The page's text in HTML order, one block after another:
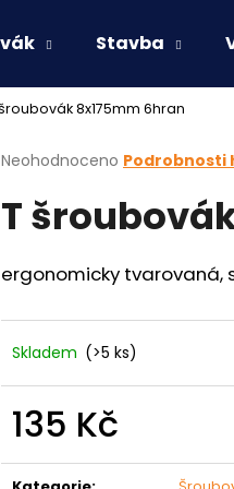
Stavba
8x175mm 6hran
Průměrné
produktu
5
Neohodnoceno Podrobnosti
T
ergonomicky tvarovaná,
Skladem (>5 ks)
135 Kč
cena:
HLEDAT